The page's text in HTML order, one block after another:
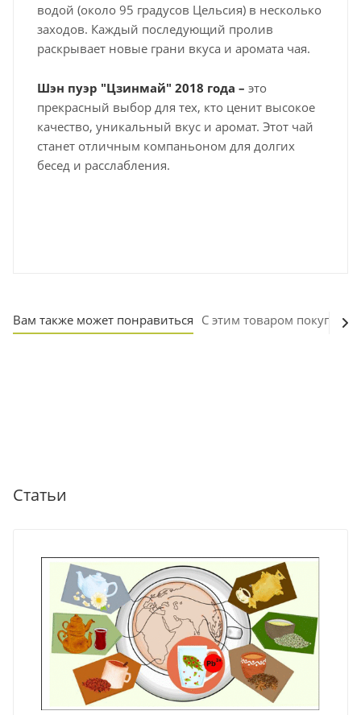
водой (около 95 градусов Цельсия) в несколько
заходов. Каждый последующий пролив
раскрывает новые грани вкуса и аромата чая.
Шэн пуэр "Цзинмай" 2018 года – это
прекрасный выбор для тех, кто ценит высокое
качество, уникальный вкус и аромат. Этот чай
станет отличным компаньоном для долгих
бесед и расслабления.
Вам также может понравиться С этим товаром покупают
Статьи